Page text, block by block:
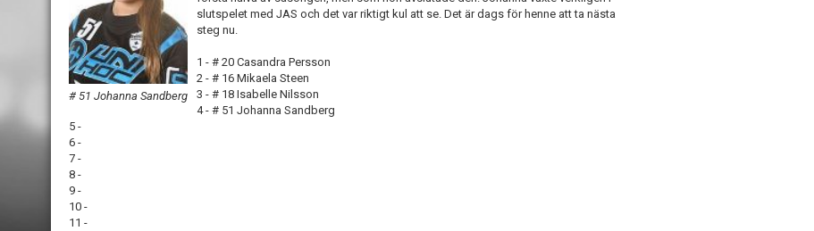
# 51 Johanna Sandberg
slutspelet med JAS och det var riktigt kul att se. Det är dags för henne att ta nästa
steg nu.
1 - # 20 Casandra Persson
2 - # 16 Mikaela Steen
3 - # 18 Isabelle Nilsson
4 - # 51 Johanna Sandberg
5 -
6 -
7 -
8 -
9 -
10 -
11 -